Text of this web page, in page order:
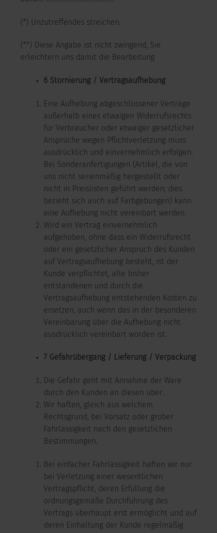
(*) Unzutreffendes streichen.
(**) Diese Angabe ist nicht zwingend, Sie
erleichtern uns damit die Bearbeitung
6 Stornierung / Vertragsaufhebung
Eine Aufhebung abgeschlossener Verträge
außerhalb eines etwaigen Widerrufsrechts
für Verbraucher oder etwaiger gesetzlicher
Ansprüche wegen Pflichtverletzung muss
ausdrücklich und einvernehmlich erfolgen.
Bei Sonderanfertigungen (Artikel, die von
uns nicht serienmäßig hergestellt oder
nicht in Preislisten geführt werden; dies
bezieht sich auch auf Farbgebungen) kann
eine Aufhebung nicht vereinbart werden.
Wird ein Vertrag einvernehmlich
aufgehoben, ohne dass ein Widerrufsrecht
oder ein gesetzlicher Anspruch des Kunden
auf Vertragsaufhebung besteht, ist der
Kunde verpflichtet, alle bisher
entstandenen und durch die
Vertragsaufhebung entstehenden Kosten zu
ersetzen, auch wenn das in der besonderen
Vereinbarung über die Aufhebung nicht
ausdrücklich vereinbart worden ist.
7 Gefahrübergang / Lieferung / Verpackung
Die Gefahr geht mit Annahme der Ware
durch den Kunden an diesen über.
Wir haften, gleich aus welchem
Rechtsgrund, bei Vorsatz oder grober
Fahrlässigkeit nach den gesetzlichen
Bestimmungen.
Bei einfacher Fahrlässigkeit haften wir nur
bei Verletzung einer wesentlichen
Vertragspflicht, deren Erfüllung die
ordnungsgemäße Durchführung des
Vertrags überhaupt erst ermöglicht und auf
deren Einhaltung der Kunde regelmäßig